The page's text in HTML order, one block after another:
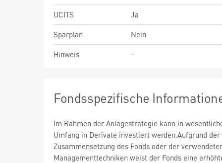
UCITS
Ja
Sparplan
Nein
Hinweis
-
Fondsspezifische
Im Rahmen der Anlagestrategie kann in
Umfang in Derivate investiert werden.Aufgrund der
Zusammensetzung des Fonds oder der
Managementtechniken weist der Fonds eine